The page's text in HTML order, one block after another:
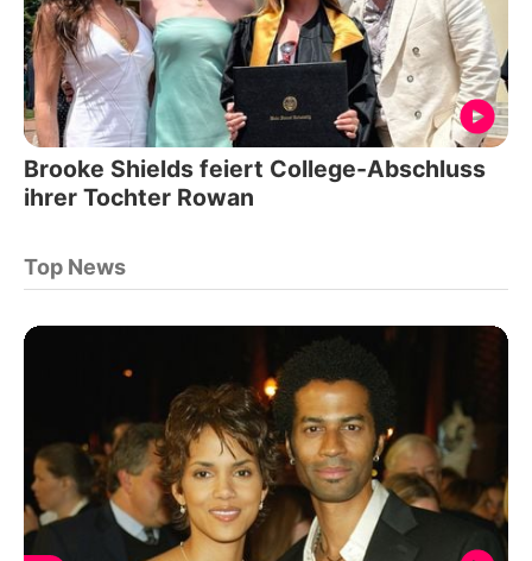
Brooke Shields feiert College-Abschluss
ihrer Tochter Rowan
Top News